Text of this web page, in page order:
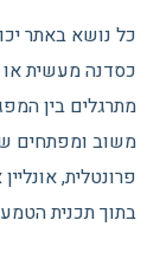
כל נושא באתר
מתרגלים בין
משוב ומפתחים
בתוך תכנית